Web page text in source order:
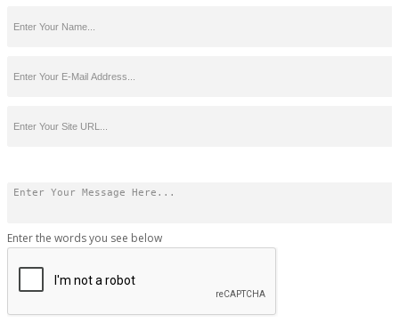
Enter the words you see below